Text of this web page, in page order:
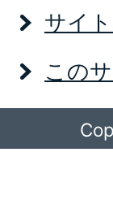
サイ
この